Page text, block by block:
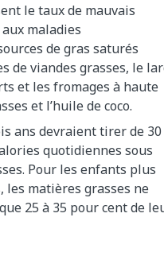
le taux de mauvais
maladies
de gras saturés
de viandes grasses, le
et les fromages à haute
et l’huile de coco.
ans devraient tirer de 30
quotidiennes sous
Pour les enfants plus
les matières grasses ne
25 à 35 pour cent de